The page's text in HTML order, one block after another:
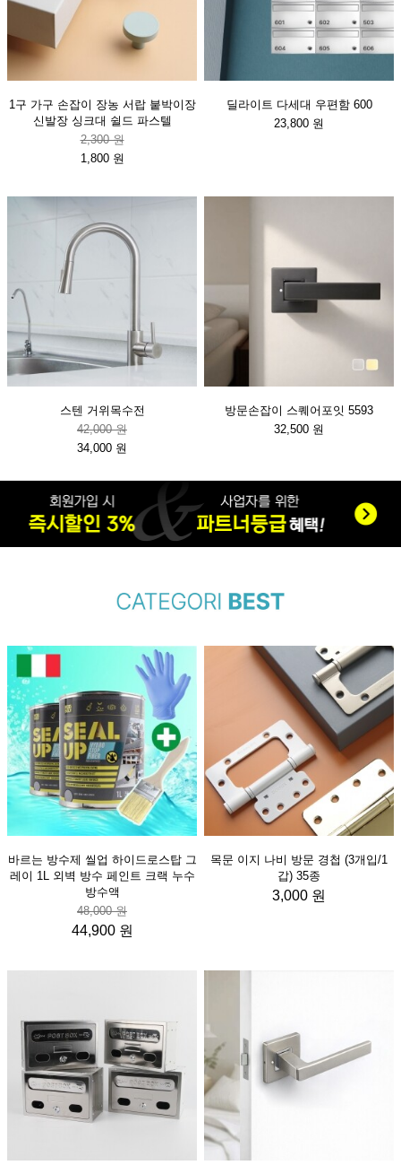
1구 가구 손잡이 장농 서랍 붙박이장
신발장 싱크대 쉴드 파스텔
2,300 원
1,800 원
딜라이트 다세대 우편함 600
23,800 원
스텐 거위목수전
42,000 원
34,000 원
방문손잡이 스퀘어포잇 5593
32,500 원
바르는 방수제 씰업 하이드로스탑 그
레이 1L 외벽 방수 페인트 크랙 누수
방수액
48,000 원
44,900 원
목문 이지 나비 방문 경첩 (3개입/1
갑) 35종
3,000 원